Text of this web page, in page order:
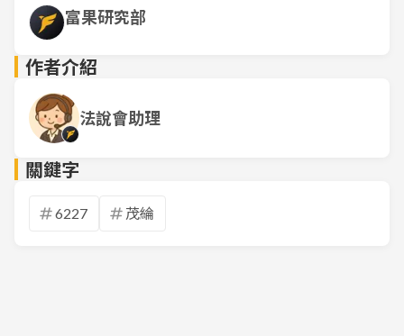
富果研究部
作者介紹
法說會助理
關鍵字
6227 茂綸